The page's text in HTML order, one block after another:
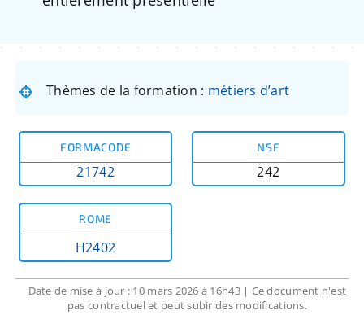
Thèmes de la formation : métiers d’art
FORMACODE
21742
NSF
242
ROME
H2402
Date de mise à jour : 10 mars 2026 à 16h43 | Ce document n'est
pas contractuel et peut subir des modifications.